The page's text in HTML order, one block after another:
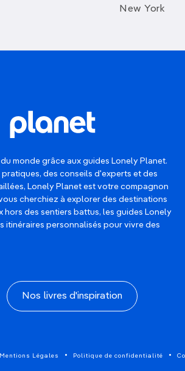
New York
monde grâce aux guides Lonely Planet.
des conseils d'experts et des
Lonely Planet est votre compagnon
cherchiez à explorer des destinations
hors des sentiers battus, les guides Lonely
itinéraires personnalisés pour vivre des
Nos livres d'inspiration
Mentions Légales Politique de confidentialité